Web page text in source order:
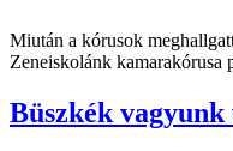
Miután a kórusok
Zeneiskolánk kamarakórusa
Büszkék